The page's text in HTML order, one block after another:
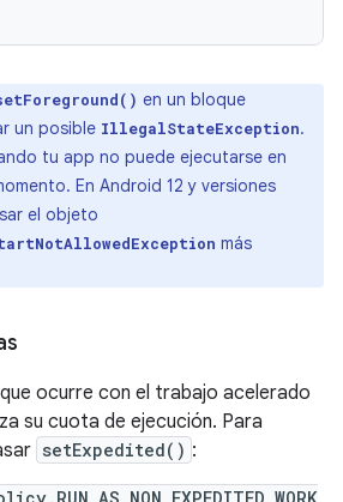
en un bloque
un posible IllegalStateException.
tu app no puede ejecutarse en
En Android 12 y versiones
el objeto
más
ocurre con el trabajo acelerado
su cuota de ejecución. Para
setExpedited() :